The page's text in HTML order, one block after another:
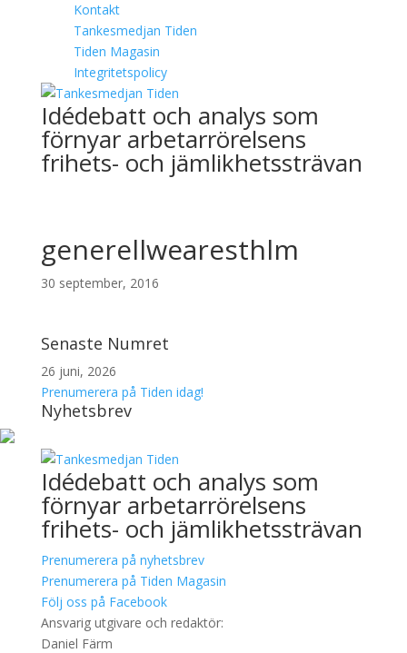
Kontakt
Tankesmedjan Tiden
Tiden Magasin
Integritetspolicy
Idédebatt och analys som
förnyar arbetarrörelsens
frihets- och jämlikhetssträvan
generellwearesthlm
30 september, 2016
Senaste Numret
26 juni, 2026
Prenumerera på Tiden idag!
Nyhetsbrev
Idédebatt och analys som
förnyar arbetarrörelsens
frihets- och jämlikhetssträvan
Prenumerera på nyhetsbrev
Prenumerera på Tiden Magasin
Följ oss på Facebook
Ansvarig utgivare och redaktör:
Daniel Färm